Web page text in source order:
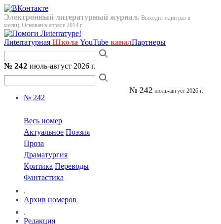
Электронный литературный журнал. Выходит один раз в
месяц. Основан в апреле 2014 г.
Лиterraтурная Школа YouTube каналПартнеры
№ 242 июль-август 2026 г.
№ 242
Весь номер
Актуальное Поэзия
Проза
Драматургия
Критика Переводы
Фантастика
.
Архив номеров
.
Редакция
№ 242 июль-август 2026 г.